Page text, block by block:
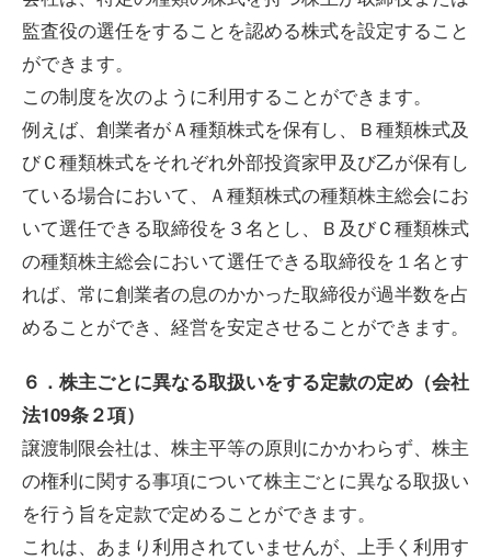
監査役の選任をすることを認める株式を設定すること
ができます。
この制度を次のように利用することができます。
例えば、創業者がＡ種類株式を保有し、Ｂ種類株式及
びＣ種類株式をそれぞれ外部投資家甲及び乙が保有し
ている場合において、Ａ種類株式の種類株主総会にお
いて選任できる取締役を３名とし、Ｂ及びＣ種類株式
の種類株主総会において選任できる取締役を１名とす
れば、常に創業者の息のかかった取締役が過半数を占
めることができ、経営を安定させることができます。
６．株主ごとに異なる取扱いをする定款の定め（会社
法109条２項）
譲渡制限会社は、株主平等の原則にかかわらず、株主
の権利に関する事項について株主ごとに異なる取扱い
を行う旨を定款で定めることができます。
これは、あまり利用されていませんが、上手く利用す